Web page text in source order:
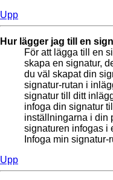
Upp
Hur lägger jag till en
För att lägga till en
skapa en signatur,
du väl skapat din
signatur-rutan i
signatur till ditt
infoga din signatur
inställningarna i din
signaturen infogas i
Infoga min
Upp